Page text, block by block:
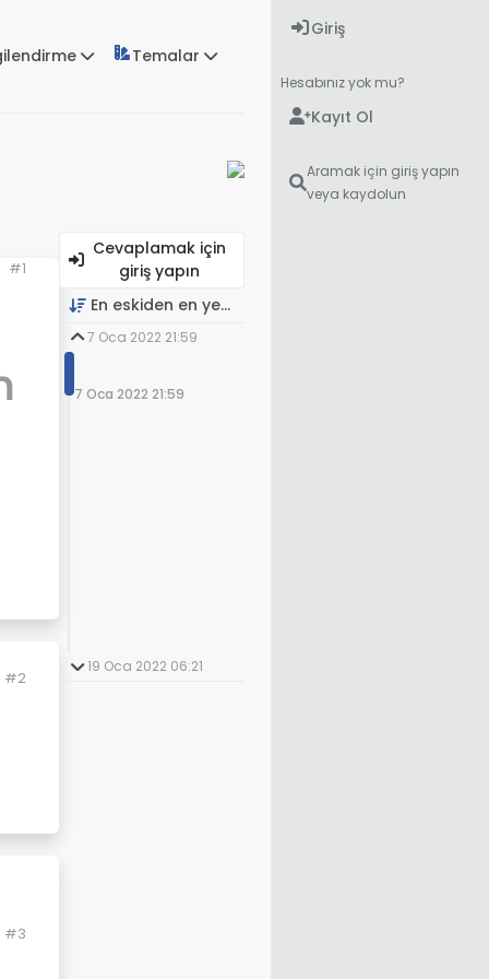
Temalar
#1
#2
#3
Cevaplamak için
giriş yapın
En eskiden en yeniye
7 Oca 2022 21:59
7 Oca 2022 21:59
19 Oca 2022 06:21
Giriş
Hesabınız yok mu?
Kayıt Ol
Aramak için giriş yapın
veya kaydolun